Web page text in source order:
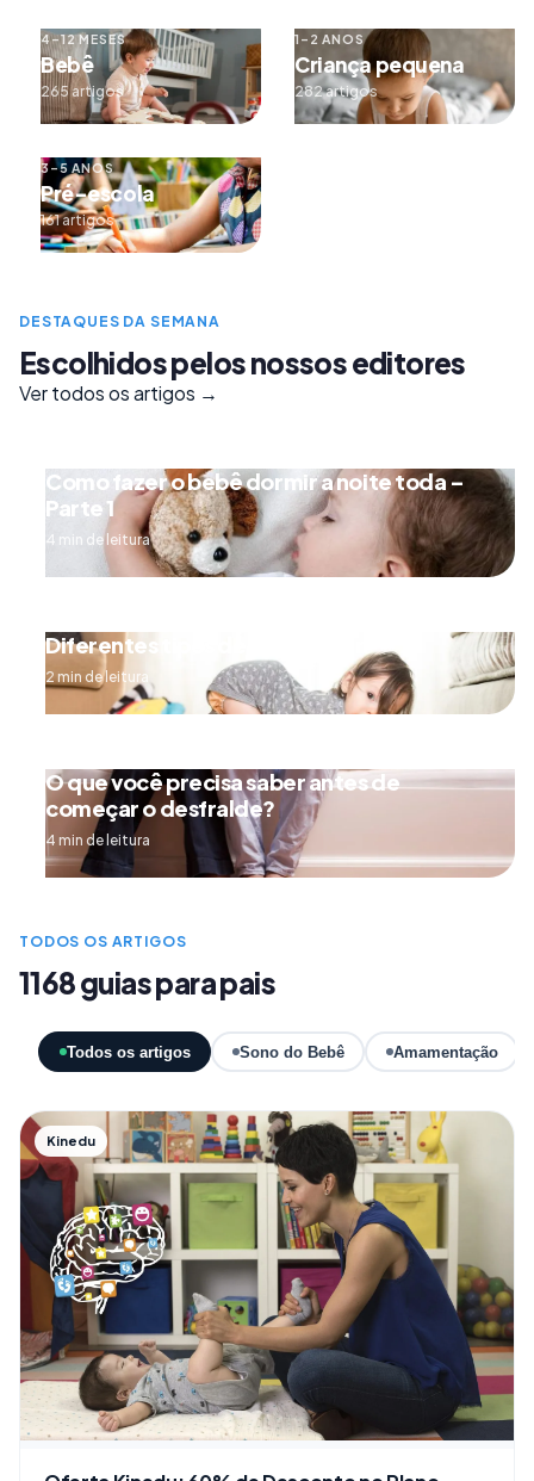
4–12 MESES
Bebê
265 artigos
1–2 ANOS
Criança pequena
282 artigos
3–5 ANOS
Pré-escola
161 artigos
DESTAQUES DA SEMANA
Escolhidos pelos nossos editores
Ver todos os artigos →
Como fazer o bebê dormir a noite toda –
Parte 1
4 min de leitura
Diferentes tipos de engatinhar
2 min de leitura
O que você precisa saber antes de
começar o desfralde?
4 min de leitura
TODOS OS ARTIGOS
1168 guias para pais
Todos os artigos Sono do Bebê Amamentação
Kinedu